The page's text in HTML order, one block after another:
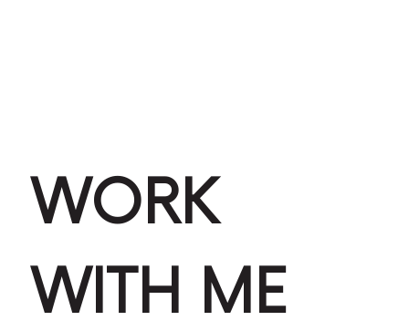
WORK
WITH ME